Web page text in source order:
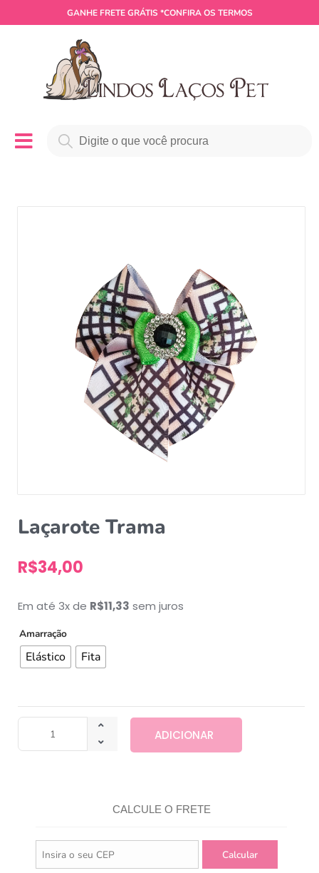
GANHE FRETE GRÁTIS *CONFIRA OS TERMOS
Laçarote Trama
R$34,00
Em até 3x de R$11,33 sem juros
Amarração
Elástico Fita
ADICIONAR
CALCULE O FRETE